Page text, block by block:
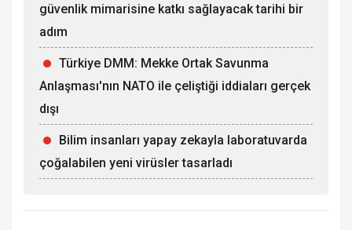
güvenlik mimarisine katkı sağlayacak tarihi bir
adım
Türkiye DMM: Mekke Ortak Savunma
Anlaşması'nın NATO ile çeliştiği iddiaları gerçek
dışı
Bilim insanları yapay zekayla laboratuvarda
çoğalabilen yeni virüsler tasarladı